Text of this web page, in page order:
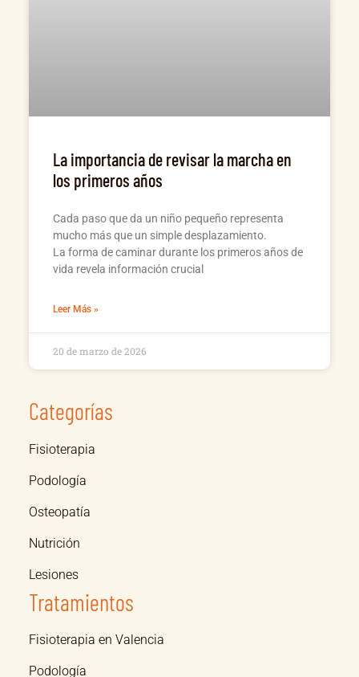
La importancia de revisar la marcha en
los primeros años
Cada paso que da un niño pequeño representa
mucho más que un simple desplazamiento.
La forma de caminar durante los primeros años de
vida revela información crucial
Leer Más »
20 de marzo de 2026
Categorías
Fisioterapia
Podología
Osteopatía
Nutrición
Lesiones
Tratamientos
Fisioterapia en Valencia
Podología